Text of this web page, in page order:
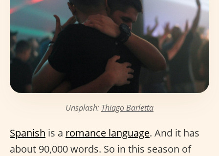
Unsplash: Thiago Barletta
Spanish is a romance language. And it has
about 90,000 words. So in this season of